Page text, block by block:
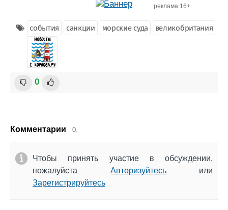
реклама 16+
события санкции морские суда великобритания
0
Комментарии 0.
Чтобы принять участие в обсуждении,
пожалуйста Авторизуйтесьили
Зарегистрируйтесь